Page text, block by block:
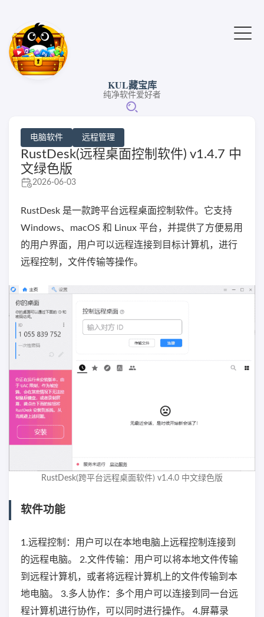
KUL藏宝库
纯净软件爱好者
电脑软件 远程管理
RustDesk(远程桌面控制软件) v1.4.7 中
文绿色版
2026-06-03
RustDesk 是一款跨平台远程桌面控制软件。它支持
Windows、macOS 和 Linux 平台，并提供了方便易用
的用户界面，用户可以远程连接到目标计算机，进行
远程控制，文件传输等操作。
RustDesk(跨平台远程桌面软件) v1.4.0 中文绿色版
软件功能
1.远程控制：用户可以在本地电脑上远程控制连接到
的远程电脑。 2.文件传输：用户可以将本地文件传输
到远程计算机，或者将远程计算机上的文件传输到本
地电脑。 3.多人协作：多个用户可以连接到同一台远
程计算机进行协作，可以同时进行操作。 4.屏幕录